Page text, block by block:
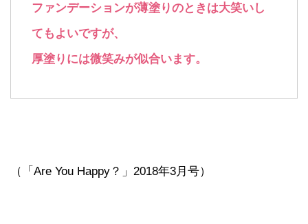
ファンデーションが薄塗りのときは大笑いし
てもよいですが、
厚塗りには微笑みが似合います。
（「Are You Happy？」2018年3月号）